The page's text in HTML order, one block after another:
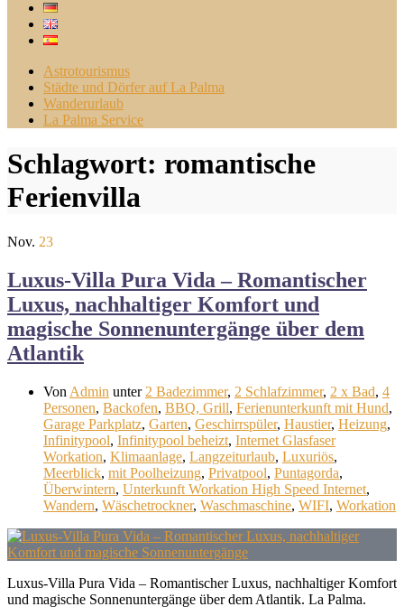
Astrotourismus
Städte und Dörfer auf La Palma
Wanderurlaub
La Palma Service
Schlagwort: romantische
Ferienvilla
Nov. 23
Luxus-Villa Pura Vida – Romantischer
Luxus, nachhaltiger Komfort und
magische Sonnenuntergänge über dem
Atlantik
Von Admin unter 2 Badezimmer, 2 Schlafzimmer, 2 x Bad, 4
Personen, Backofen, BBQ, Grill, Ferienunterkunft mit Hund,
Garage Parkplatz, Garten, Geschirrspüler, Haustier, Heizung,
Infinitypool, Infinitypool beheizt, Internet Glasfaser
Workation, Klimaanlage, Langzeiturlaub, Luxuriös,
Meerblick, mit Poolheizung, Privatpool, Puntagorda,
Überwintern, Unterkunft Workation High Speed Internet,
Wandern, Wäschetrockner, Waschmaschine, WIFI, Workation
Luxus-Villa Pura Vida – Romantischer Luxus, nachhaltiger Komfort
und magische Sonnenuntergänge über dem Atlantik. La Palma.